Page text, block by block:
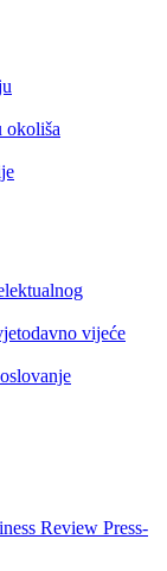
okoliša
vijeće
Review Press-